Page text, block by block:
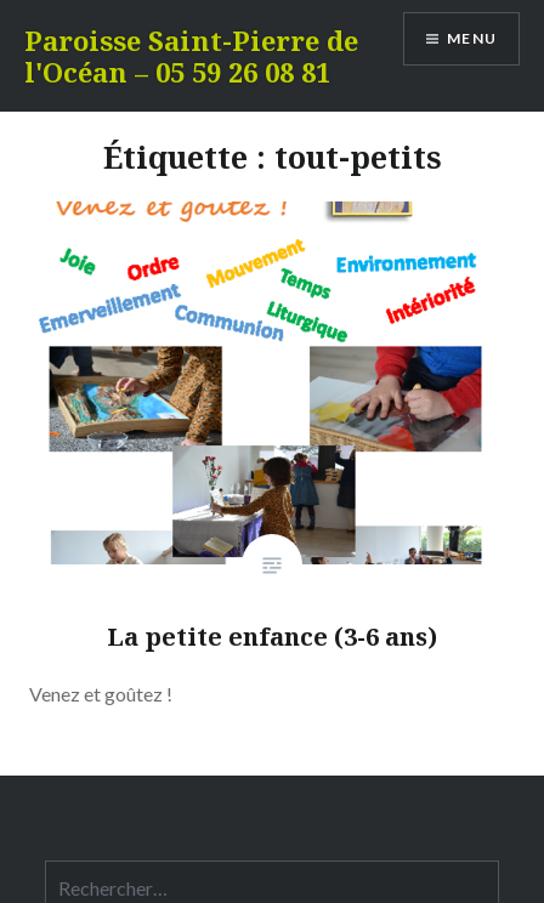
contenu
Paroisse Saint-Pierre de
l'Océan – 05 59 26 08 81
MENU
Étiquette : tout-petits
La petite enfance (3-6 ans)
Venez et goûtez !